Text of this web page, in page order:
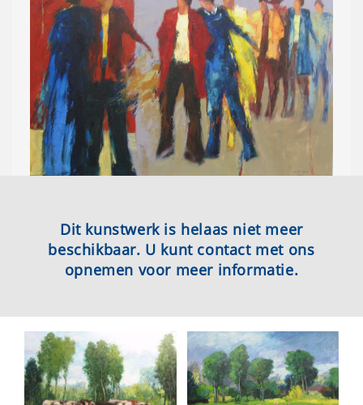
Dit kunstwerk is helaas niet meer
beschikbaar. U kunt contact met ons
opnemen voor meer informatie.